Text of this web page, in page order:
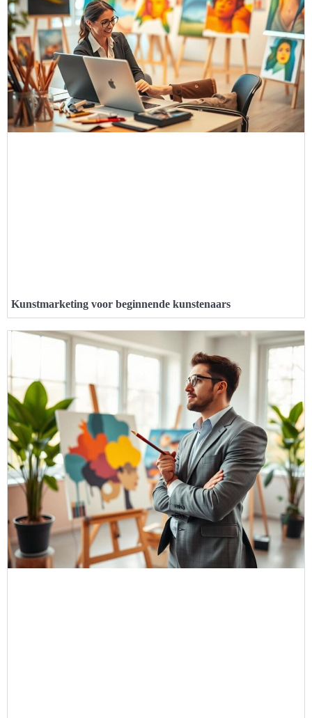
Kunstmarketing voor beginnende kunstenaars